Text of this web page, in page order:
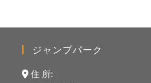
ジャンプパーク
住 所: